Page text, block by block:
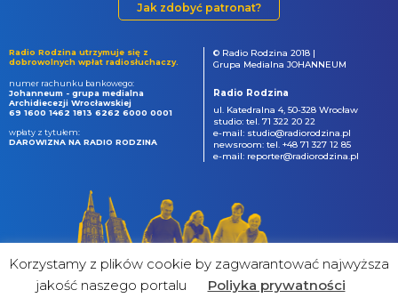
Jak zdobyć patronat?
Radio Rodzina utrzymuje się z
dobrowolnych wpłat radiosłuchaczy.
numer rachunku bankowego:
Johanneum - grupa medialna
Archidiecezji Wrocławskiej
69 1600 1462 1813 6262 6000 0001
wpłaty z tytułem:
DAROWIZNA NA RADIO RODZINA
© Radio Rodzina 2018 |
Grupa Medialna JOHANNEUM
Radio Rodzina
ul. Katedralna 4, 50-328 Wrocław
studio: tel. 71 322 20 22
e-mail: studio@radiorodzina.pl
newsroom: tel. +48 71 327 12 85
e-mail: reporter@radiorodzina.pl
Korzystamy z plików cookie by zagwarantować najwyższa
jakość naszego portalu
Poliyka prywatności